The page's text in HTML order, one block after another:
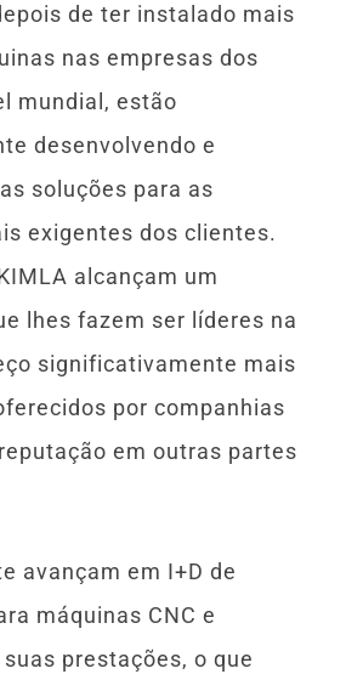
de ter instalado mais
nas empresas dos
mundial, estão
desenvolvendo e
soluções para as
exigentes dos clientes.
alcançam um
lhes fazem ser líderes na
significativamente mais
por companhias
em outras partes
avançam em I+D de
máquinas CNC e
prestações, o que